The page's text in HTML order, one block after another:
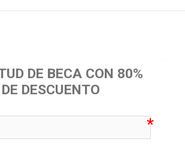
DE BECA CON 80%
DE DESCUENTO
icon-